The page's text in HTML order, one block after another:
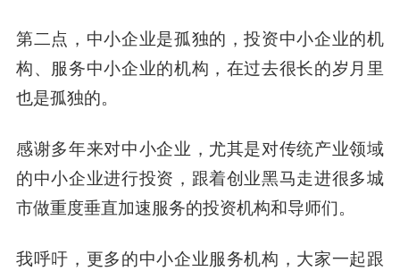
第二点，中小企业是孤独的，投资中小企业的机
构、服务中小企业的机构，在过去很长的岁月里
也是孤独的。
感谢多年来对中小企业，尤其是对传统产业领域
的中小企业进行投资，跟着创业黑马走进很多城
市做重度垂直加速服务的投资机构和导师们。
我呼吁，更多的中小企业服务机构，大家一起跟